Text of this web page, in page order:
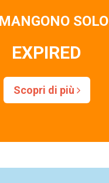
SOLO
EXPIRED
Scopri di più